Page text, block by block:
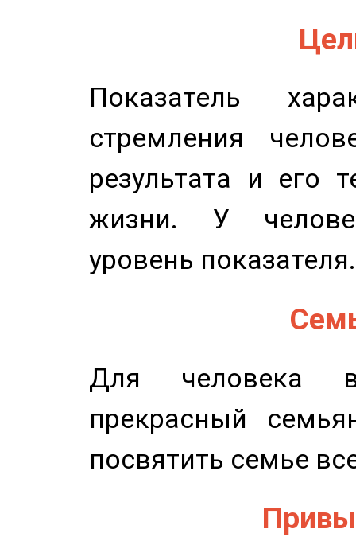
Показатель
стремления
результата и его
жизни. У
уровень показателя.
Для человека
прекрасный
посвятить семье